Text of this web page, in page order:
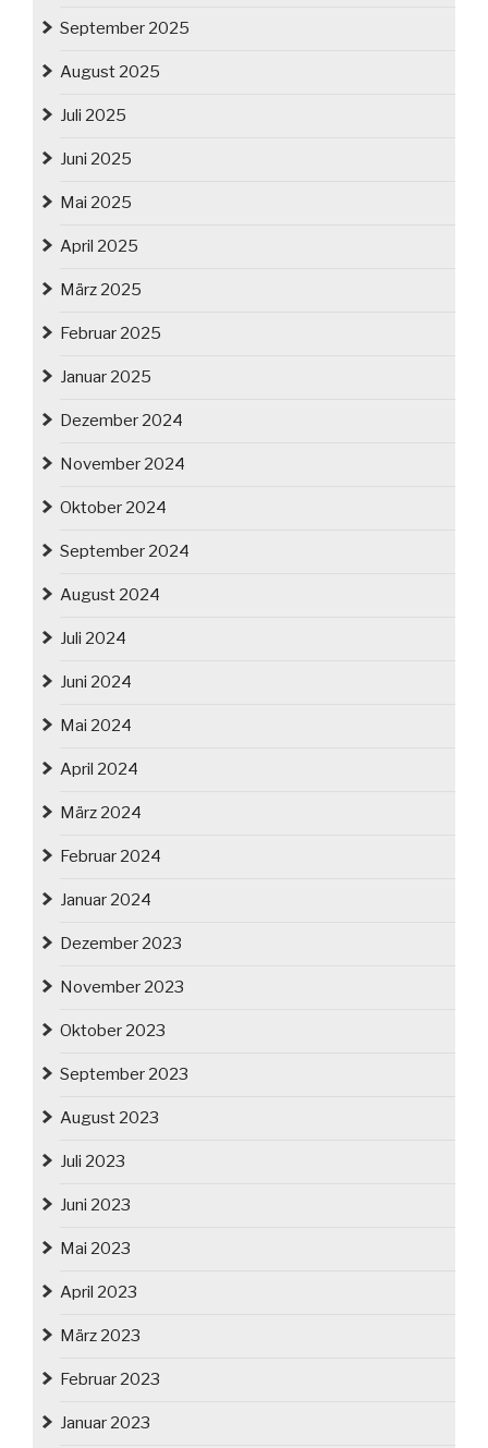
September 2025
August 2025
Juli 2025
Juni 2025
Mai 2025
April 2025
März 2025
Februar 2025
Januar 2025
Dezember 2024
November 2024
Oktober 2024
September 2024
August 2024
Juli 2024
Juni 2024
Mai 2024
April 2024
März 2024
Februar 2024
Januar 2024
Dezember 2023
November 2023
Oktober 2023
September 2023
August 2023
Juli 2023
Juni 2023
Mai 2023
April 2023
März 2023
Februar 2023
Januar 2023